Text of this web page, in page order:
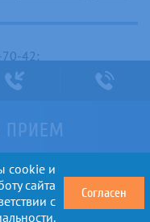
ПРИЕМ
70-42;
cookie и
сайта
с
.
Согласен